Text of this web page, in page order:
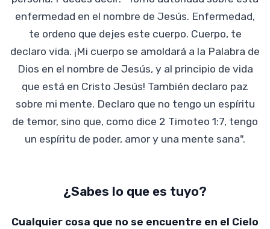
enfermedad en el nombre de Jesús. Enfermedad,
te ordeno que dejes este cuerpo. Cuerpo, te
declaro vida. ¡Mi cuerpo se amoldará a la Palabra de
Dios en el nombre de Jesús, y al principio de vida
que está en Cristo Jesús! También declaro paz
sobre mi mente. Declaro que no tengo un espíritu
de temor, sino que, como dice 2 Timoteo 1:7, tengo
un espíritu de poder, amor y una mente sana".
¿Sabes lo que es tuyo?
Cualquier cosa que no se encuentre en el Cielo